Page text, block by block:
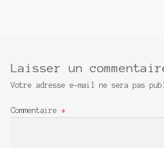
Laisser un
Votre adresse e-mail ne sera pas
Commentaire*